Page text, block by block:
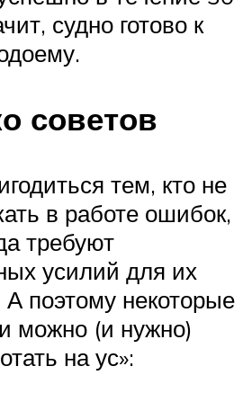
судно готово к
советов
тем, кто не
в работе ошибок,
требуют
усилий для их
поэтому некоторые
можно (и нужно)
на ус»: